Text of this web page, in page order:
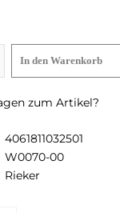
In den Warenkorb
zum Artikel?
4061811032501
W0070-00
Rieker